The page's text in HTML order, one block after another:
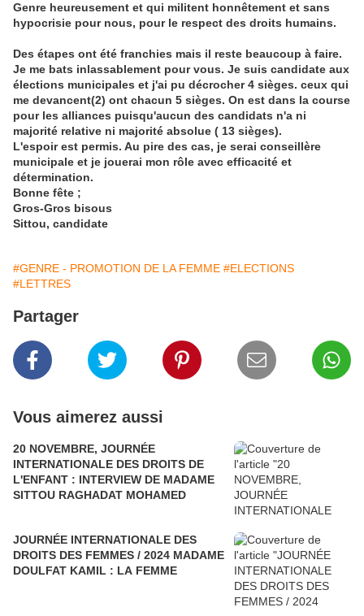
Genre heureusement et qui militent honnêtement et sans
hypocrisie pour nous, pour le respect des droits humains.
Des étapes ont été franchies mais il reste beaucoup à faire.
Je me bats inlassablement pour vous. Je suis candidate aux
élections municipales et j'ai pu décrocher 4 sièges. ceux qui
me devancent(2) ont chacun 5 sièges. On est dans la course
pour les alliances puisqu'aucun des candidats n'a ni
majorité relative ni majorité absolue ( 13 sièges).
L'espoir est permis. Au pire des cas, je serai conseillère
municipale et je jouerai mon rôle avec efficacité et
détermination.
Bonne fête ;
Gros-Gros bisous
Sittou, candidate
#GENRE - PROMOTION DE LA FEMME #ELECTIONS
#LETTRES
Partager
Vous aimerez aussi
20 NOVEMBRE, JOURNÉE
INTERNATIONALE DES DROITS DE
L'ENFANT : INTERVIEW DE MADAME
SITTOU RAGHADAT MOHAMED
JOURNÉE INTERNATIONALE DES
DROITS DES FEMMES / 2024 MADAME
DOULFAT KAMIL : LA FEMME